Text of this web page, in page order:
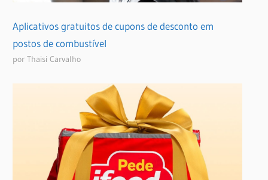
Aplicativos gratuitos de cupons de desconto em
postos de combustível
por Thaisi Carvalho